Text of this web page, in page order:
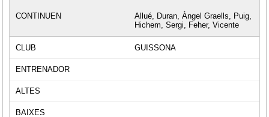
Allué, Duran, Àngel Graells, Puig,
Hichem, Sergi, Feher, Vicente
GUISSONA